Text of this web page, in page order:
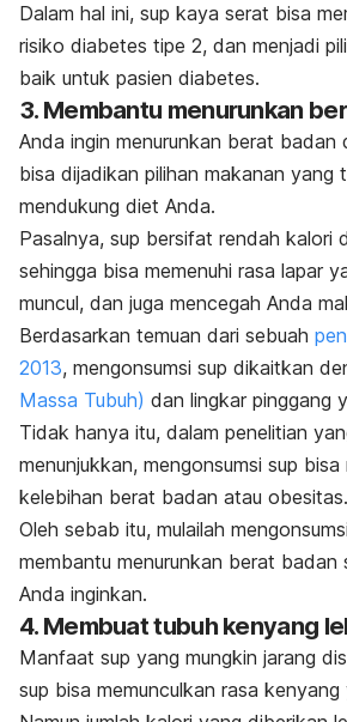
Dalam hal ini, sup kaya serat bisa
risiko diabetes tipe 2, dan menjadi
baik untuk pasien diabetes.
3. Membantu menurunkan
Anda ingin menurunkan berat badan
bisa dijadikan pilihan makanan yang
mendukung diet Anda.
Pasalnya, sup bersifat rendah kalori
sehingga bisa memenuhi rasa lapar
muncul, dan juga mencegah Anda
Berdasarkan temuan dari sebuah
2013, mengonsumsi sup dikaitkan
Massa Tubuh) dan lingkar pinggang
Tidak hanya itu, dalam penelitian
menunjukkan, mengonsumsi sup
kelebihan berat badan atau obesitas.
Oleh sebab itu, mulailah
membantu menurunkan berat badan
Anda inginkan.
4. Membuat tubuh kenyang
Manfaat sup yang mungkin jarang
sup bisa memunculkan rasa kenyang